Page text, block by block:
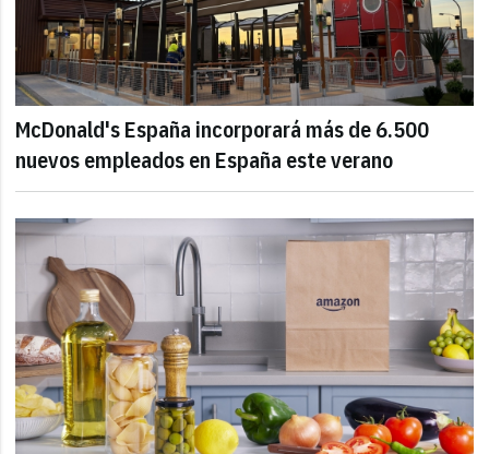
McDonald's España incorporará más de 6.500
nuevos empleados en España este verano